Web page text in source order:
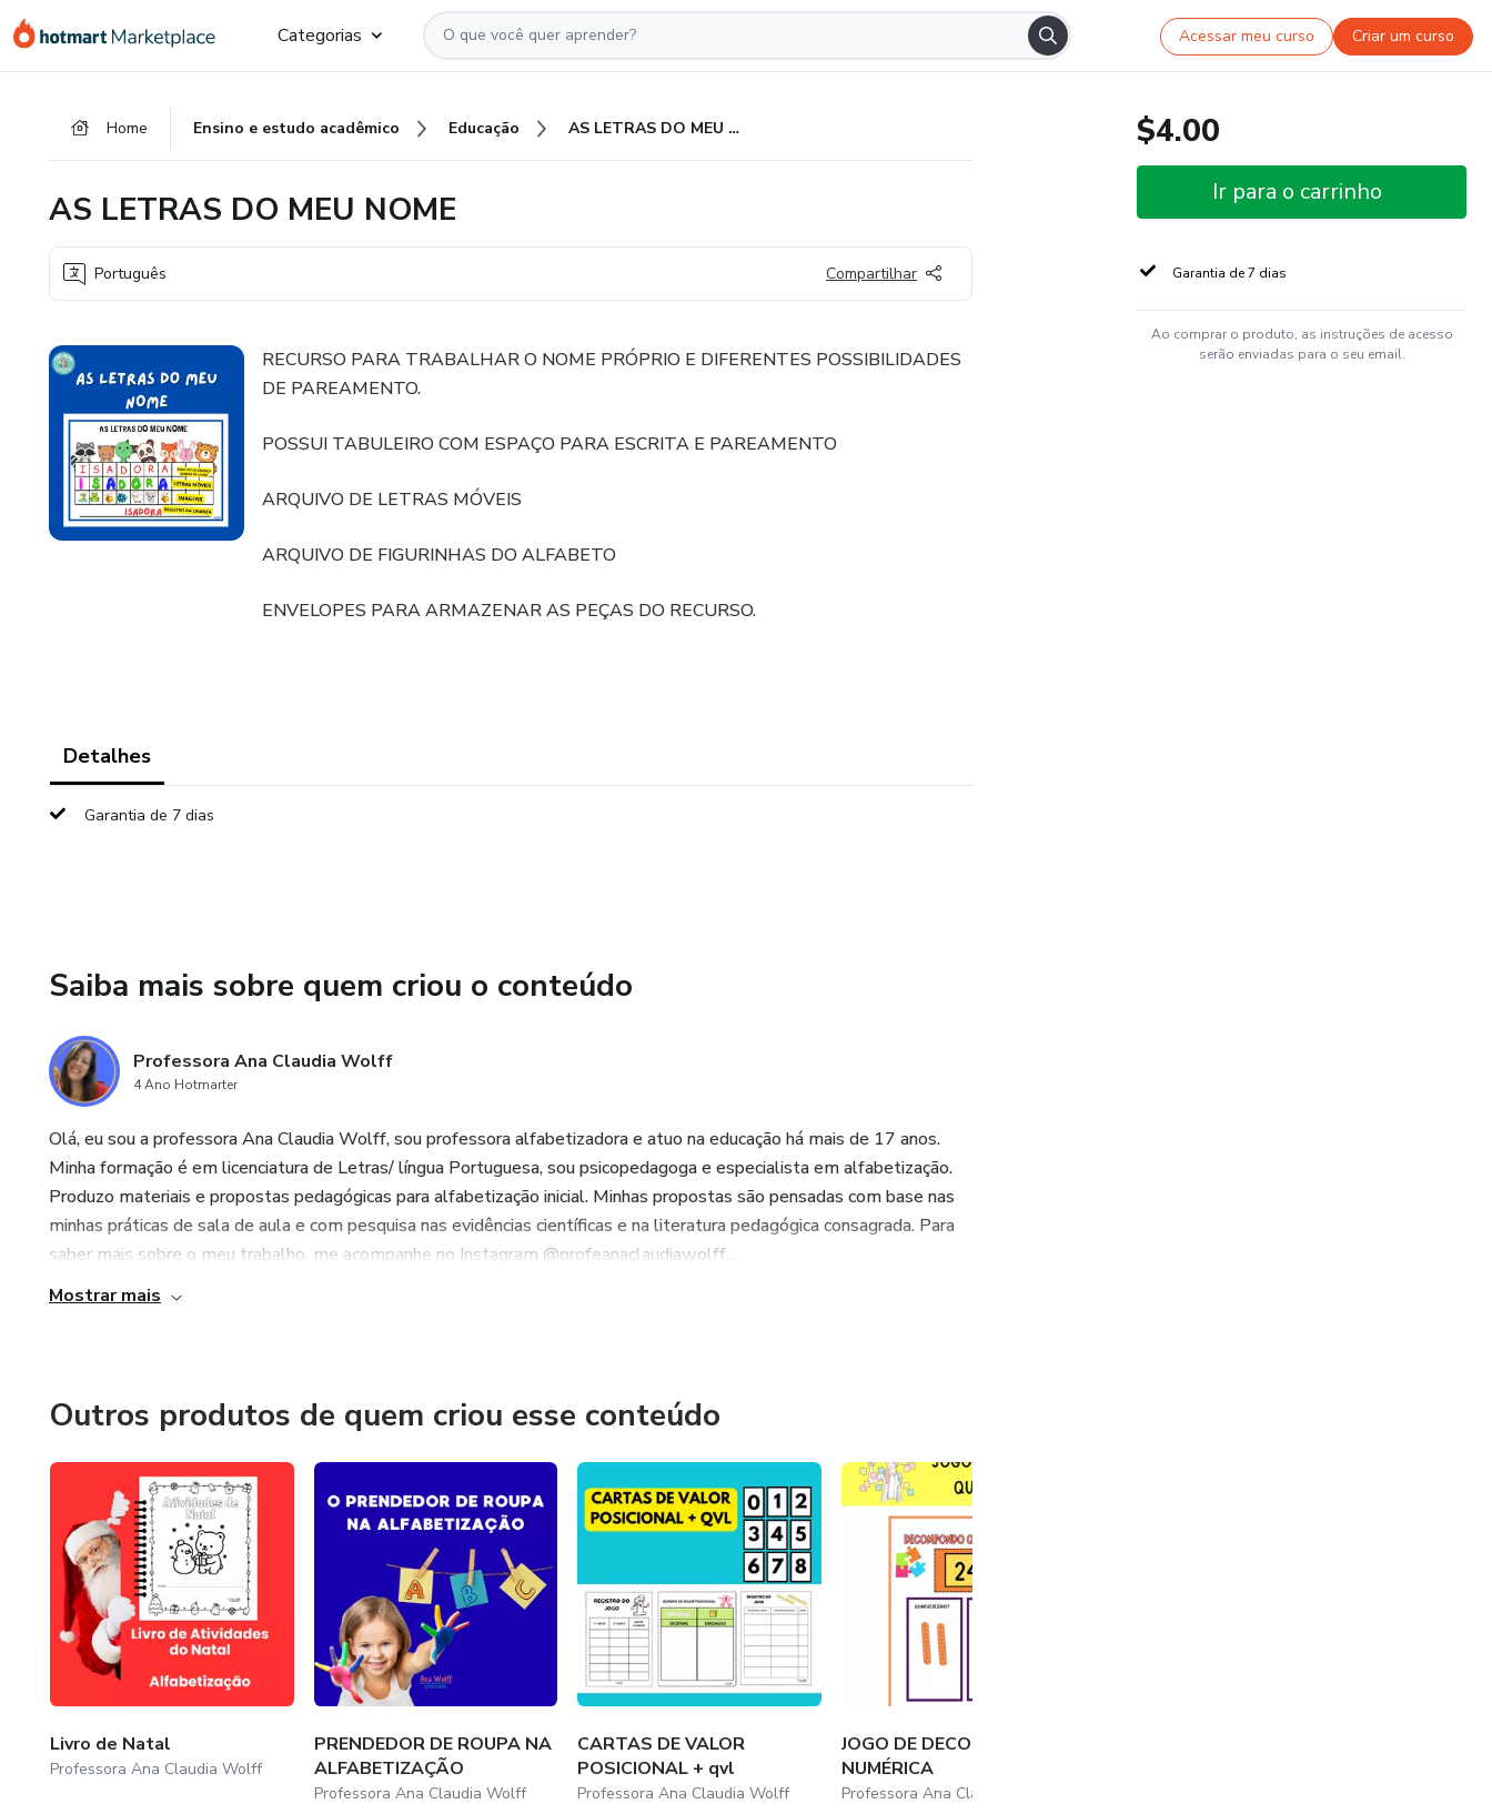
para
para
para
Categorias Acessar meu curso Criar um curso
Home Ensino e estudo acadêmico Educação AS LETRAS DO MEU NOME
AS LETRAS DO MEU NOME
Português Compartilhar
RECURSO PARA TRABALHAR O NOME PRÓPRIO E DIFERENTES POSSIBILIDADES
DE PAREAMENTO.
POSSUI TABULEIRO COM ESPAÇO PARA ESCRITA E PAREAMENTO
ARQUIVO DE LETRAS MÓVEIS
ARQUIVO DE FIGURINHAS DO ALFABETO
ENVELOPES PARA ARMAZENAR AS PEÇAS DO RECURSO.
Detalhes
Garantia de 7 dias
Saiba mais sobre quem criou o conteúdo
Professora Ana Claudia Wolff
4 Ano Hotmarter
Olá, eu sou a professora Ana Claudia Wolff, sou professora alfabetizadora e atuo na educação há mais de 17 anos.
Minha formação é em licenciatura de Letras/ língua Portuguesa, sou psicopedagoga e especialista em alfabetização.
Produzo materiais e propostas pedagógicas para alfabetização inicial. Minhas propostas são pensadas com base nas
minhas práticas de sala de aula e com pesquisa nas evidências científicas e na literatura pedagógica consagrada. Para
saber mais sobre o meu trabalho, me acompanhe no Instagram @profeanaclaudiawolff...
Mostrar mais
Outros produtos de quem criou esse conteúdo
Livro de Natal
Professora Ana Claudia Wolff
PRENDEDOR DE ROUPA NA
ALFABETIZAÇÃO
Professora Ana Claudia Wolff
CARTAS DE VALOR
POSICIONAL + qvl
Professora Ana Claudia Wolff
JOGO DE DECOMPOSIÇÃO
NUMÉRICA
Professora Ana Claudia Wolff
$4.00
Ir para o carrinho
Garantia de 7 dias
Ao comprar o produto, as instruções de acesso
serão enviadas para o seu email.